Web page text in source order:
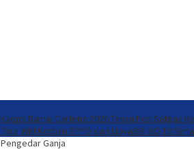
Kaops Damai Cartenz-2026 Tinjau Pos Satgas
WNI Korban TPPO dari Libya​BRI BO TB
Ganja